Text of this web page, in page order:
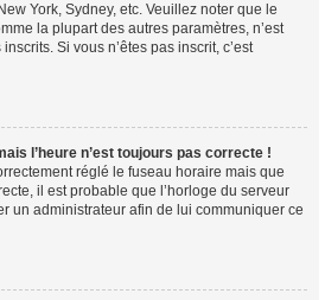
York, Sydney, etc. Veuillez noter que le
la plupart des autres paramètres, n’est
Si vous n’êtes pas inscrit, c’est
l’heure n’est toujours pas correcte !
réglé le fuseau horaire mais que
il est probable que l’horloge du serveur
un administrateur afin de lui communiquer ce